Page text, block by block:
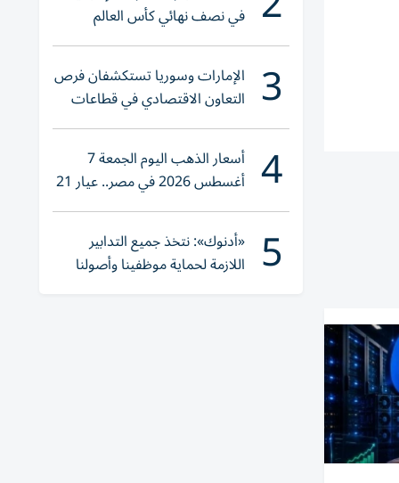
في نصف نهائي كأس العالم
لناشئات اليد 2026
3 الإمارات وسوريا تستكشفان فرص
التعاون الاقتصادي في قطاعات
حيوية
4 أسعار الذهب اليوم الجمعة 7
أغسطس 2026 في مصر.. عيار 21
يقترب من هذا الرقم
5 «أدنوك»: نتخذ جميع التدابير
اللازمة لحماية موظفينا وأصولنا